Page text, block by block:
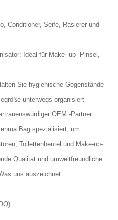
Conditioner, Seife, Rasierer und
Ideal für Make -up -Pinsel,
Sie hygienische Gegenstände
unterwegs organisiert
OEM -Partner
Bag spezialisiert, um
Toilettenbeutel und Make-up-
Qualität und umweltfreundliche
uns auszeichnet: